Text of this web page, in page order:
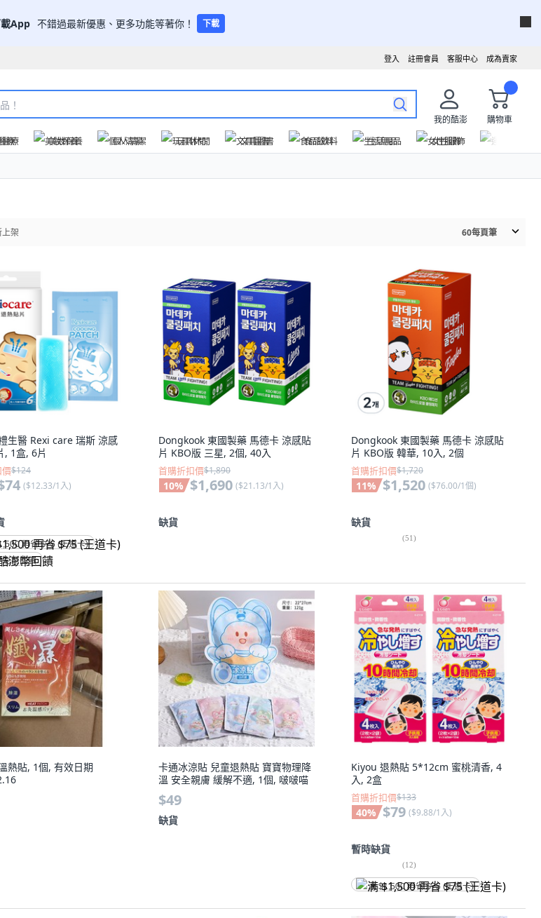
App 不錯過最新優惠、更多功能等著你！ 下載
成為賣家
客服中心
註冊會員
登入
我的酷澎
購物車
醫療 美妝保養 個人清潔 玩具休閒 文具圖書 食品飲料 生活用品 女性服飾
架 60每頁筆
生醫 Rexi care 瑞斯 涼感
, 1盒, 6片
價$124
($12.33/1入)
再省 $75 (王道卡)
澎幣回饋
Dongkook 東國製藥 馬德卡 涼感貼
片 KBO版 三星, 2個, 40入
首購折扣價$1,890
10% $1,690 ($21.13/1入)
缺貨
Dongkook 東國製藥 馬德卡 涼感貼
片 KBO版 韓華, 10入, 2個
首購折扣價$1,720
11% $1,520 ($76.00/1個)
缺貨
(51)
熱貼, 1個, 有效日期
卡通冰涼貼 兒童退熱貼 寶寶物理降
溫 安全親膚 緩解不適, 1個, 啵啵喵
$49
缺貨
Kiyou 退熱貼 5*12cm 蜜桃清香, 4
入, 2盒
首購折扣價$133
40% $79 ($9.88/1入)
暫時缺貨
(12)
满 $1,500 再省 $75 (王道卡)